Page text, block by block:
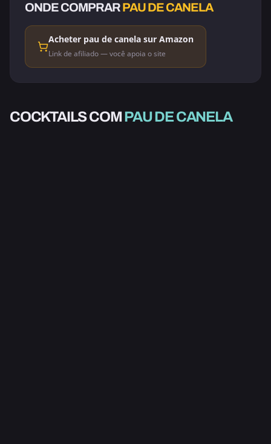
ONDE COMPRARPAU DE CANELA
Acheter pau de canela sur Amazon
Link de afiliado — você apoia o site
COCKTAILS COMPAU DE CANELA
PONCHE DE
ESPECIARIAS
SANGRIA DE NATAL
BEBIDA QUENTE BEBIDA QUENTE
CAFÉ E CHOCOLATE